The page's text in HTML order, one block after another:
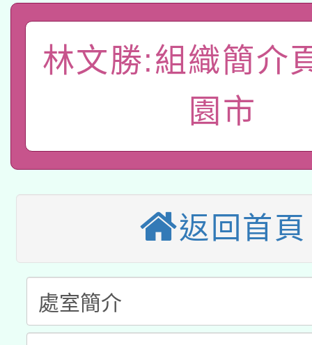
礎課程
A3數位素養講師名單
「數位內容與教學軟體
有關大陸委員會函釋公
薪期間赴陸應申請許可
轉知經濟部水利署委託
業技術研究院辦理「
用水績優單位及節水達
115年8月22日(星期六
桃園市孔廟祈福系列
開 智慧啟航」
2026年桃園地景藝術
本校115學年度第2次
招甄選結果公告(無人
招)
適應運動共學行動站研
本館辦理115年度閱讀
暨閱讀推動專業研習
科技賦能─人工智慧
林文勝:組織簡介
園市
返回首頁